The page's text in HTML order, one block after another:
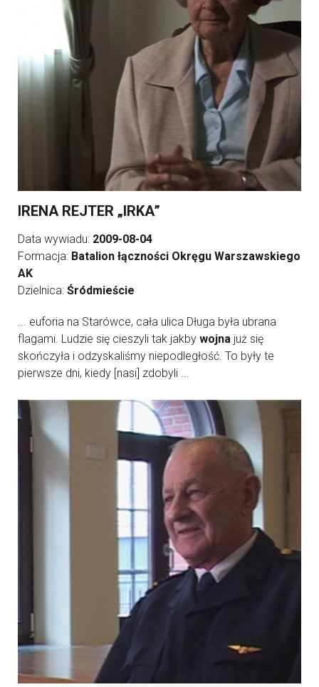
IRENA REJTER „IRKA”
Data wywiadu: 2009-08-04
Formacja: Batalion łączności Okręgu Warszawskiego
AK
Dzielnica: Śródmieście
... euforia na Starówce, cała ulica Długa była ubrana
flagami. Ludzie się cieszyli tak jakby wojna już się
skończyła i odzyskaliśmy niepodległość. To były te
pierwsze dni, kiedy [nasi] zdobyli ...